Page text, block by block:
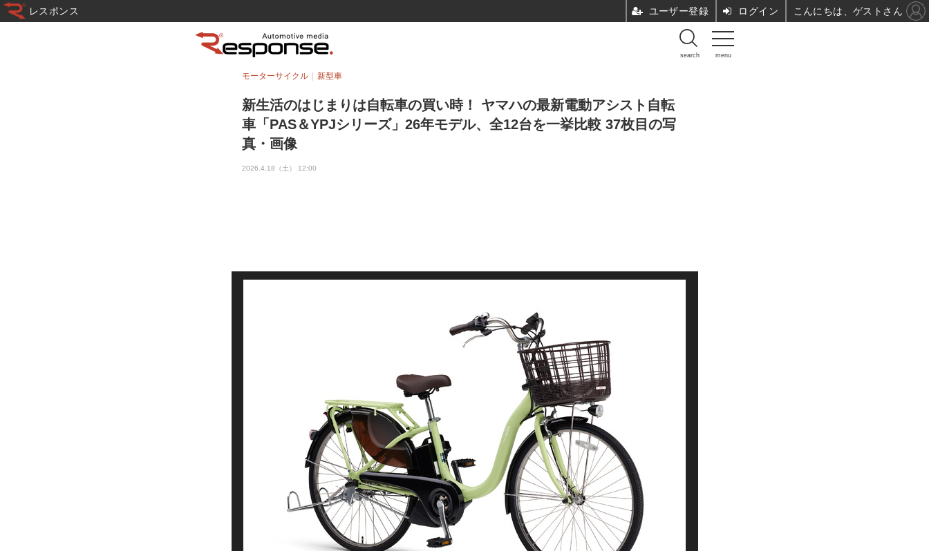
menu
search
新生活のはじまりは自転車の買い時！ ヤマハの最新電動アシスト自転
車「PAS＆YPJシリーズ」26年モデル、全12台を一挙比較 37枚目の写
真・画像
モーターサイクル 新型車
2026.4.18（土） 12:00
レスポンス ユーザー登録 ログイン こんにちは、ゲストさん